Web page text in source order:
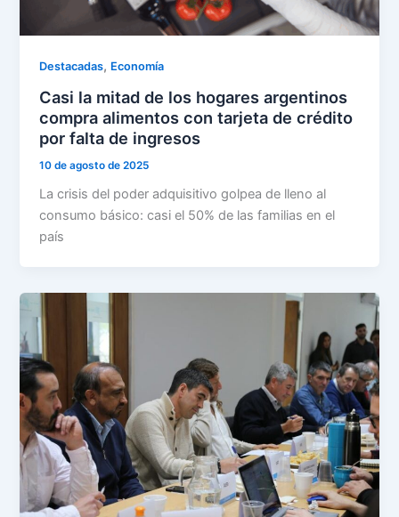
Destacadas, Economía
Casi la mitad de los hogares argentinos
compra alimentos con tarjeta de crédito
por falta de ingresos
10 de agosto de 2025
La crisis del poder adquisitivo golpea de lleno al
consumo básico: casi el 50% de las familias en el
país